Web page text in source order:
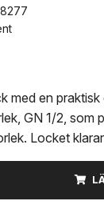
med en
GN 1/2, som
Locket